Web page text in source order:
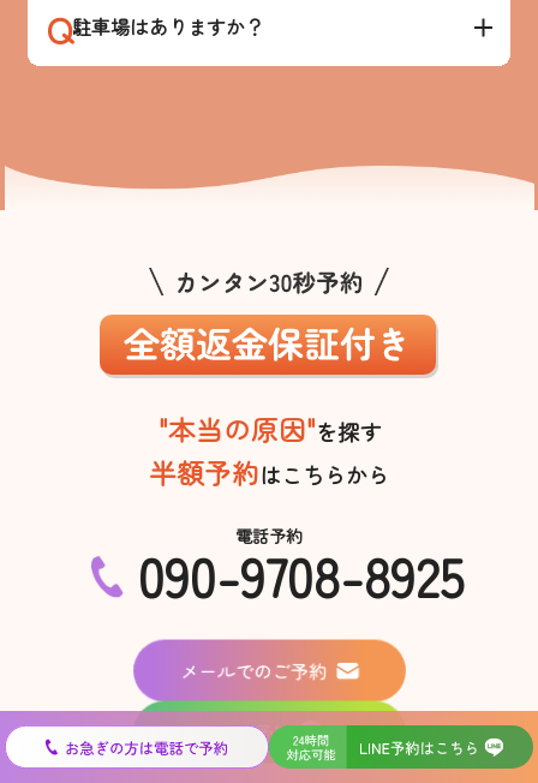
Q駐車場はありますか？
"本当の原因"を探す
半額予約はこちらから
電話予約
090-9708-8925